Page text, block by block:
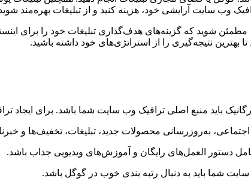
وب سایت آرایشی خود، هزینه کنید و از تبلیغات بهره‌مند
مطمئن شوید که گزینه‌های هدف‌گذاری تبلیغات خود را برای
نتیجه‌گیری را از استراتژی‌های خود داشته باشید.
باید منبع اصلی ترافیک وب سایت شما باشد. برای ایجاد
به‌روزرسانی محصولات جدید، تبلیغات، تخفیف‌ها و
دستور العمل‌های رایگان و آموزش‌های ویدیویی جذاب باشد.
شما باید به دنبال رتبه بندی خوب در گوگل باشد.